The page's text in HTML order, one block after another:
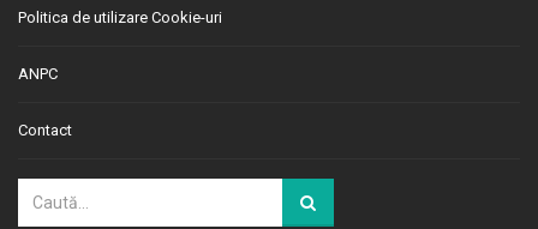
Politica de utilizare Cookie-uri
ANPC
Contact